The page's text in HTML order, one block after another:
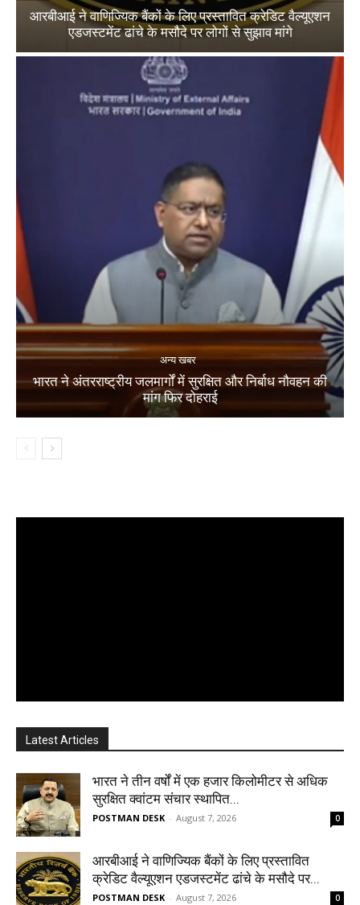
आरबीआई ने वाणिज्यिक बैंकों के लिए प्रस्तावित क्रेडिट वैल्यूएशन
एडजस्टमेंट ढांचे के मसौदे पर लोगों से सुझाव मांगे
अन्य खबर
भारत ने अंतरराष्ट्रीय जलमार्गों में सुरक्षित और निर्बाध नौवहन की
मांग फिर दोहराई
Latest Articles
भारत ने तीन वर्षों में एक हजार किलोमीटर से अधिक
सुरक्षित क्वांटम संचार स्थापित...
POSTMAN DESK - August 7, 2026 0
आरबीआई ने वाणिज्यिक बैंकों के लिए प्रस्तावित
क्रेडिट वैल्यूएशन एडजस्टमेंट ढांचे के मसौदे पर...
POSTMAN DESK - August 7, 2026 0